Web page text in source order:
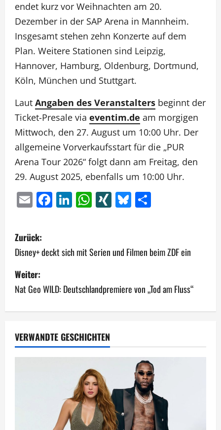
endet kurz vor Weihnachten am 20.
Dezember in der SAP Arena in Mannheim.
Insgesamt stehen zehn Konzerte auf dem
Plan. Weitere Stationen sind Leipzig,
Hannover, Hamburg, Oldenburg, Dortmund,
Köln, München und Stuttgart.
Laut Angaben des Veranstalters beginnt der
Ticket-Presale via eventim.de am morgigen
Mittwoch, den 27. August um 10:00 Uhr. Der
allgemeine Vorverkaufsstart für die „PUR
Arena Tour 2026“ folgt dann am Freitag, den
29. August 2025, ebenfalls um 10:00 Uhr.
EmailFacebook
LinkedIn
WhatsApp
XINGBluesky
B
e
i
t
r
a
g
Zurück:
Disney+ deckt sich mit Serien und Filmen beim ZDF ein
Weiter:
Nat Geo WILD: Deutschlandpremiere von „Tod am Fluss“
VERWANDTE GESCHICHTEN